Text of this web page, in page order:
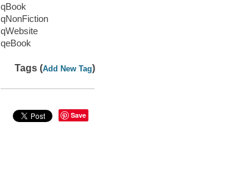
qBook
qNonFiction
qWebsite
qeBook
Tags (Add New Tag)
Save